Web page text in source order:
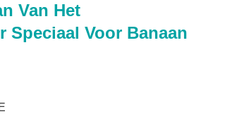
Van Het
Speciaal Voor Banaan